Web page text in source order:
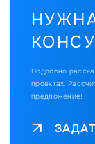
Подробно
проектах.
предложение!